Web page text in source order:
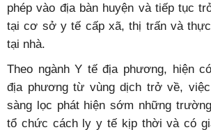
phép vào địa bàn huyện và tiếp tục
tại cơ sở y tế cấp xã, thị trấn và
tại nhà.
Theo ngành Y tế địa phương, hiện
địa phương từ vùng dịch trở về, việc
sàng lọc phát hiện sớm những
tổ chức cách ly y tế kịp thời và có